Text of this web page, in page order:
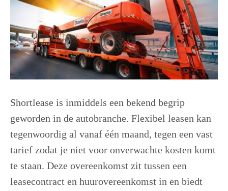
Shortlease is inmiddels een bekend begrip
geworden in de autobranche. Flexibel leasen kan
tegenwoordig al vanaf één maand, tegen een vast
tarief zodat je niet voor onverwachte kosten komt
te staan. Deze overeenkomst zit tussen een
leasecontract en huurovereenkomst in en biedt